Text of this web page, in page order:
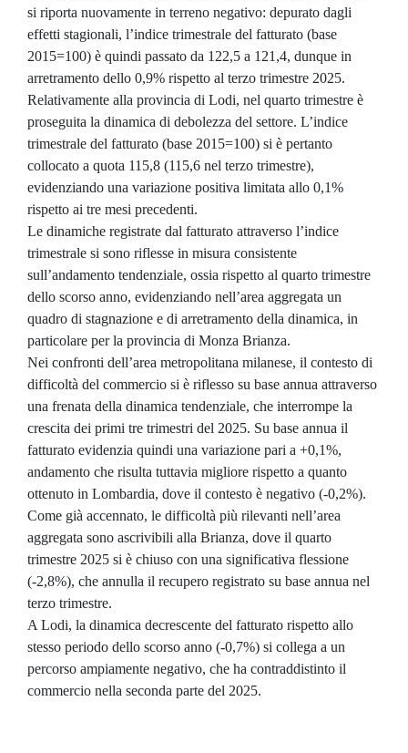
si riporta nuovamente in terreno negativo: depurato dagli
effetti stagionali, l’indice trimestrale del fatturato (base
2015=100) è quindi passato da 122,5 a 121,4, dunque in
arretramento dello 0,9% rispetto al terzo trimestre 2025.
Relativamente alla provincia di Lodi, nel quarto trimestre è
proseguita la dinamica di debolezza del settore. L’indice
trimestrale del fatturato (base 2015=100) si è pertanto
collocato a quota 115,8 (115,6 nel terzo trimestre),
evidenziando una variazione positiva limitata allo 0,1%
rispetto ai tre mesi precedenti.
Le dinamiche registrate dal fatturato attraverso l’indice
trimestrale si sono riflesse in misura consistente
sull’andamento tendenziale, ossia rispetto al quarto trimestre
dello scorso anno, evidenziando nell’area aggregata un
quadro di stagnazione e di arretramento della dinamica, in
particolare per la provincia di Monza Brianza.
Nei confronti dell’area metropolitana milanese, il contesto di
difficoltà del commercio si è riflesso su base annua attraverso
una frenata della dinamica tendenziale, che interrompe la
crescita dei primi tre trimestri del 2025. Su base annua il
fatturato evidenzia quindi una variazione pari a +0,1%,
andamento che risulta tuttavia migliore rispetto a quanto
ottenuto in Lombardia, dove il contesto è negativo (-0,2%).
Come già accennato, le difficoltà più rilevanti nell’area
aggregata sono ascrivibili alla Brianza, dove il quarto
trimestre 2025 si è chiuso con una significativa flessione
(-2,8%), che annulla il recupero registrato su base annua nel
terzo trimestre.
A Lodi, la dinamica decrescente del fatturato rispetto allo
stesso periodo dello scorso anno (-0,7%) si collega a un
percorso ampiamente negativo, che ha contraddistinto il
commercio nella seconda parte del 2025.